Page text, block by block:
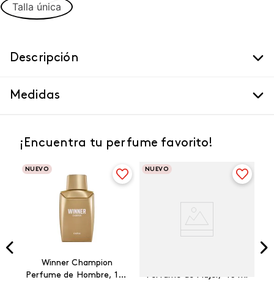
Talla única
Descripción
Medidas
¡Encuentra tu perfume favorito!
NUEVO
Winner Champion
Perfume de Hombre, 100
NUEVO
Perfume de Mujer, 45 ml